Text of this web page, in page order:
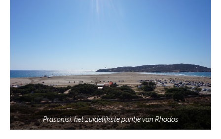
Prasonisi: het zuidelijkste puntje van Rhodos